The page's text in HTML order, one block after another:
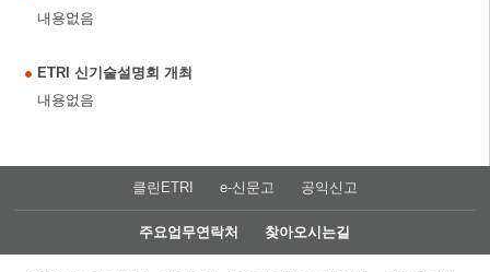
내용없음
ETRI 신기술설명회 개최
내용없음
클린ETRI e-신문고 공익신고
주요업무연락처 찾아오시는길